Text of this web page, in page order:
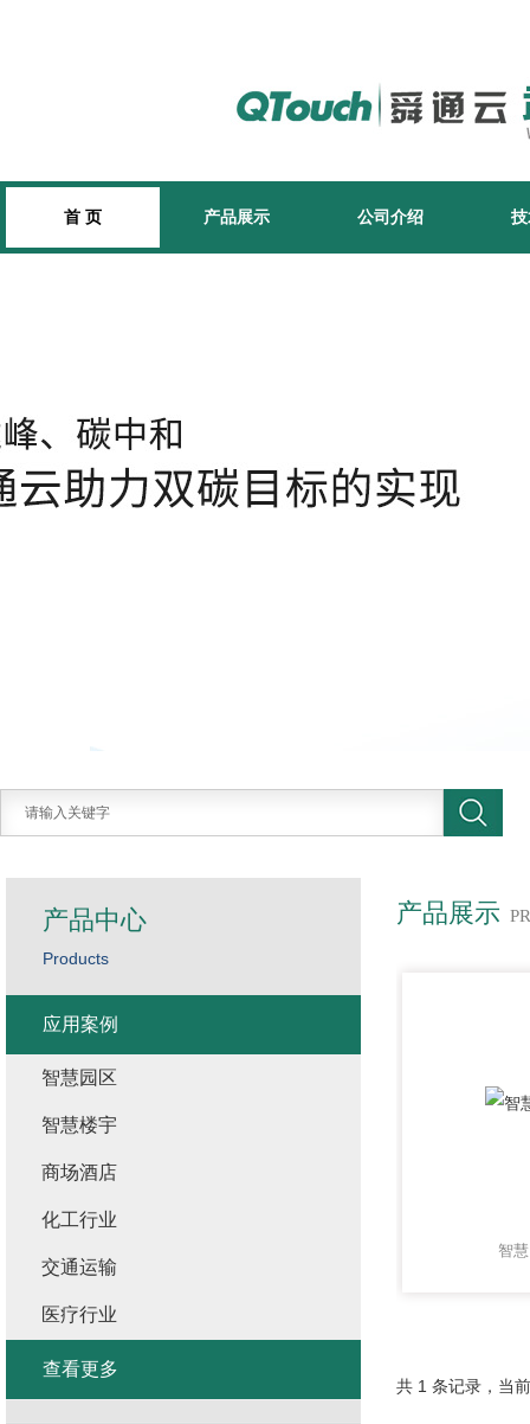
首 页 产品展示 公司介绍
产品展示
智
共 1 条记录，当
产品中心
Products
应用案例
智慧园区
智慧楼宇
商场酒店
化工行业
交通运输
医疗行业
查看更多